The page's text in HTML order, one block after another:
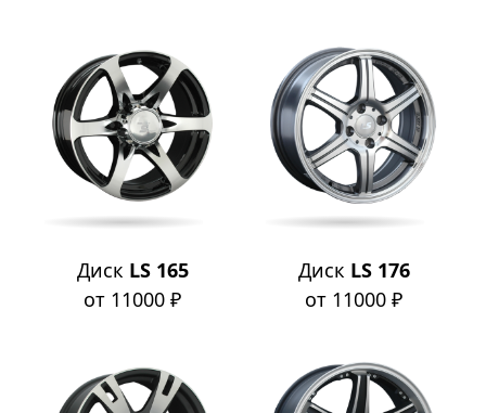
Диск LS 165
от 11000 ₽
Диск LS 176
от 11000 ₽